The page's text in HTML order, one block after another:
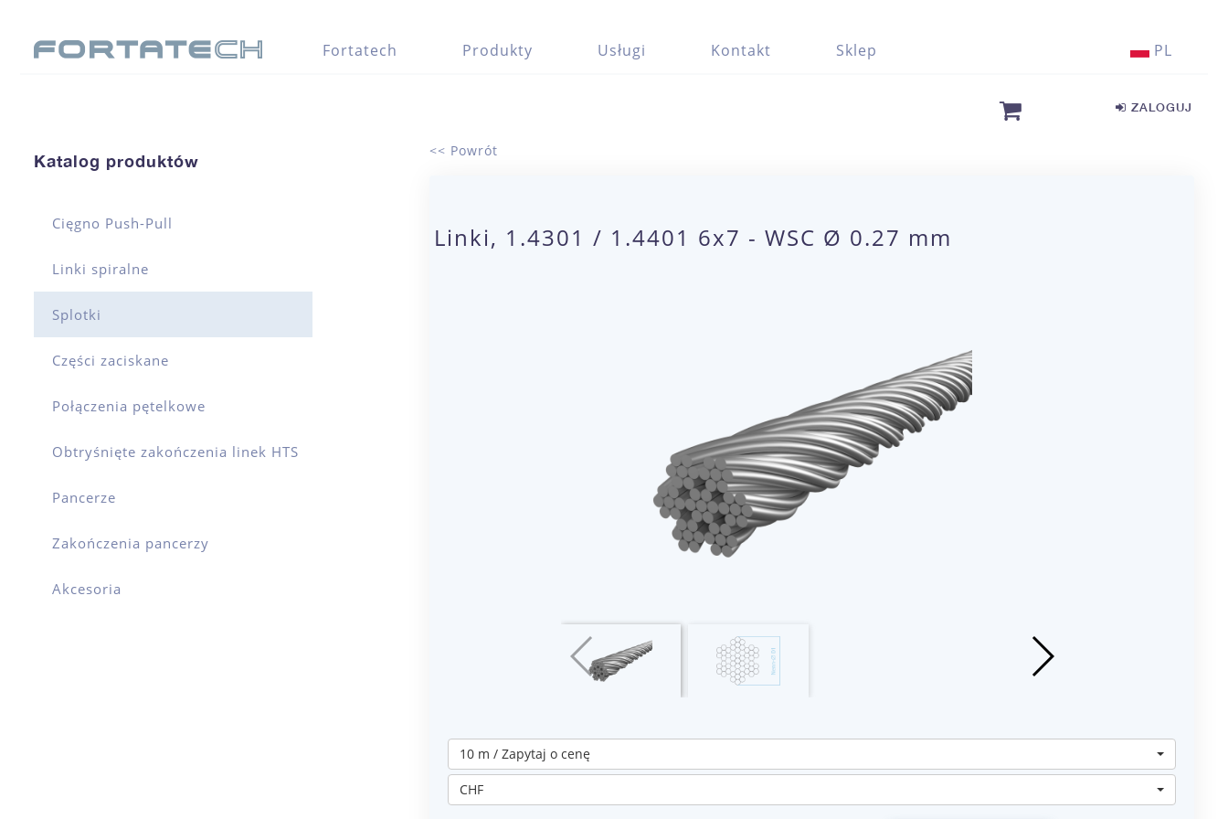
Fortatech Produkty Usługi Kontakt Sklep PL
ZALOGUJ
Katalog produktów
Cięgno Push-Pull
Linki spiralne
Splotki
Części zaciskane
Połączenia pętelkowe
Obtryśnięte zakończenia linek HTS
Pancerze
Zakończenia pancerzy
Akcesoria
<< Powrót
Linki, 1.4301 / 1.4401 6x7 - WSC Ø 0.27 mm
10 m / Zapytaj o cenę
CHF